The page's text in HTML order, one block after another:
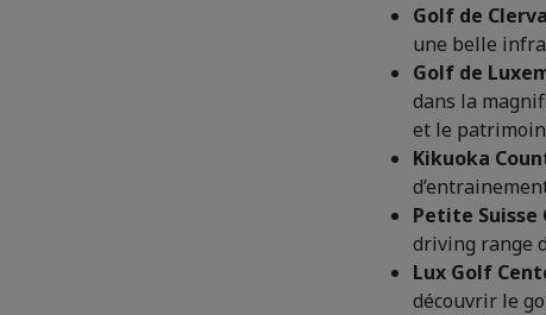
Golf de
une belle
Golf de
dans la
et le
Kikuoka
Petite Suisse
driving range
Lux Golf
découvrir le